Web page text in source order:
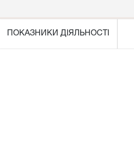
ПОКАЗНИКИ ДІЯЛЬНОСТІ